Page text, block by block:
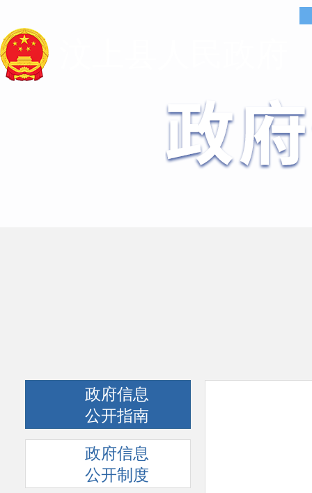
政府信息
公开指南
政府信息
公开制度